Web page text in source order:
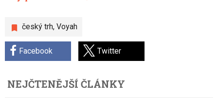
český trh, Voyah
Facebook Twitter
NEJČTENĚJŠÍ ČLÁNKY